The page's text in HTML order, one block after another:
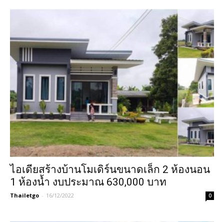
ไอเดียสร้างบ้านโมเดิร์นขนาดเล็ก 2 ห้องนอน
1 ห้องน้ำ งบประมาณ 630,000 บาท
Thailetgo - 16/12/2022 0